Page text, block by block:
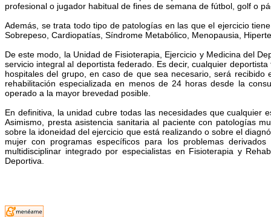
profesional o jugador habitual de fines de semana de fútbol, golf o
Además, se trata todo tipo de patologías en las que el ejercicio
Sobrepeso, Cardiopatías, Síndrome Metabólico, Menopausia,
De este modo, la Unidad de Fisioterapia, Ejercicio y Medicina del
servicio integral al deportista federado. Es decir, cualquier
hospitales del grupo, en caso de que sea necesario, será
rehabilitación especializada en menos de 24 horas desde la
operado a la mayor brevedad posible.
En definitiva, la unidad cubre todas las necesidades que
Asimismo, presta asistencia sanitaria al paciente con patologías
sobre la idoneidad del ejercicio que está realizando o sobre el
mujer con programas específicos para los problemas
multidisciplinar integrado por especialistas en Fisioterapia y
Deportiva.